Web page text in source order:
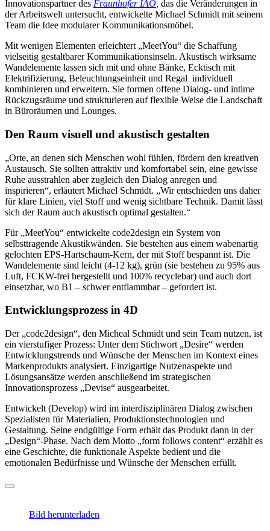
Innovationspartner des Fraunhofer IAO das die Veränderungen in
der Arbeitswelt untersucht, entwickelte Michael Schmidt mit seinem
Team die Idee modularer Kommunikationsmöbel.
Mit wenigen Elementen erleichtert „MeetYou“ die Schaffung
vielseitig gestaltbarer Kommunikationsinseln. Akustisch wirksame
Wandelemente lassen sich mit und ohne Bänke, Ecktisch mit
Elektrifizierung, Beleuchtungseinheit und Regal individuell
kombinieren und erweitern. Sie formen offene Dialog- und intime
Rückzugsräume und strukturieren auf flexible Weise die Landschaft
in Büroräumen und Lounges.
Den Raum visuell und akustisch gestalten
„Orte, an denen sich Menschen wohl fühlen, fördern den kreativen
Austausch. Sie sollten attraktiv und komfortabel sein, eine gewisse
Ruhe ausstrahlen aber zugleich den Dialog anregen und
inspirieren“, erläutert Michael Schmidt. „Wir entschieden uns daher
für klare Linien, viel Stoff und wenig sichtbare Technik. Damit lässt
sich der Raum auch akustisch optimal gestalten.“
Für „MeetYou“ entwickelte code2design ein System von
selbsttragende Akustikwänden. Sie bestehen aus einem wabenartig
gelochten EPS-Hartschaum-Kern, der mit Stoff bespannt ist. Die
Wandelemente sind leicht (4-12 kg), grün (sie bestehen zu 95% aus
Luft, FCKW-frei hergestellt und 100% recyclebar) und auch dort
einsetzbar, wo B1 – schwer entflammbar – gefordert ist.
Entwicklungsprozess in 4D
Der „code2design“, den Micheal Schmidt und sein Team nutzen, ist
ein vierstufiger Prozess: Unter dem Stichwort „Desire“ werden
Entwicklungstrends und Wünsche der Menschen im Kontext eines
Markenprodukts analysiert. Einzigartige Nutzenaspekte und
Lösungsansätze werden anschließend im strategischen
Innovationsprozess „Devise“ ausgearbeitet.
Entwickelt (Develop) wird im interdisziplinären Dialog zwischen
Spezialisten für Materialien, Produktionstechnologien und
Gestaltung. Seine endgültige Form erhält das Produkt dann in der
„Design“-Phase. Nach dem Motto „form follows content“ erzählt es
eine Geschichte, die funktionale Aspekte bedient und die
emotionalen Bedürfnisse und Wünsche der Menschen erfüllt.
Bild herunterladen